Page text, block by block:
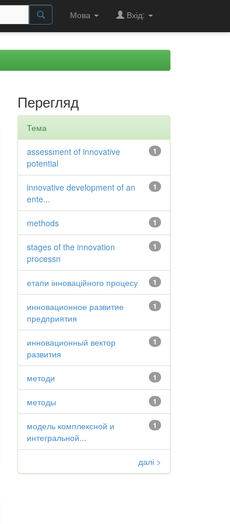
Мова Вхід:
Перегляд
Тема
1
assessment of innovative
potential
1
innovative development of an
ente...
1
methods
1
stages of the innovation
processn
1
етапи інноваційного процесу
1
инновационное развитие
предприятия
1
инновационный вектор
развития
1
методи
1
методы
1
модель комплексной и
интегральной...
далі >